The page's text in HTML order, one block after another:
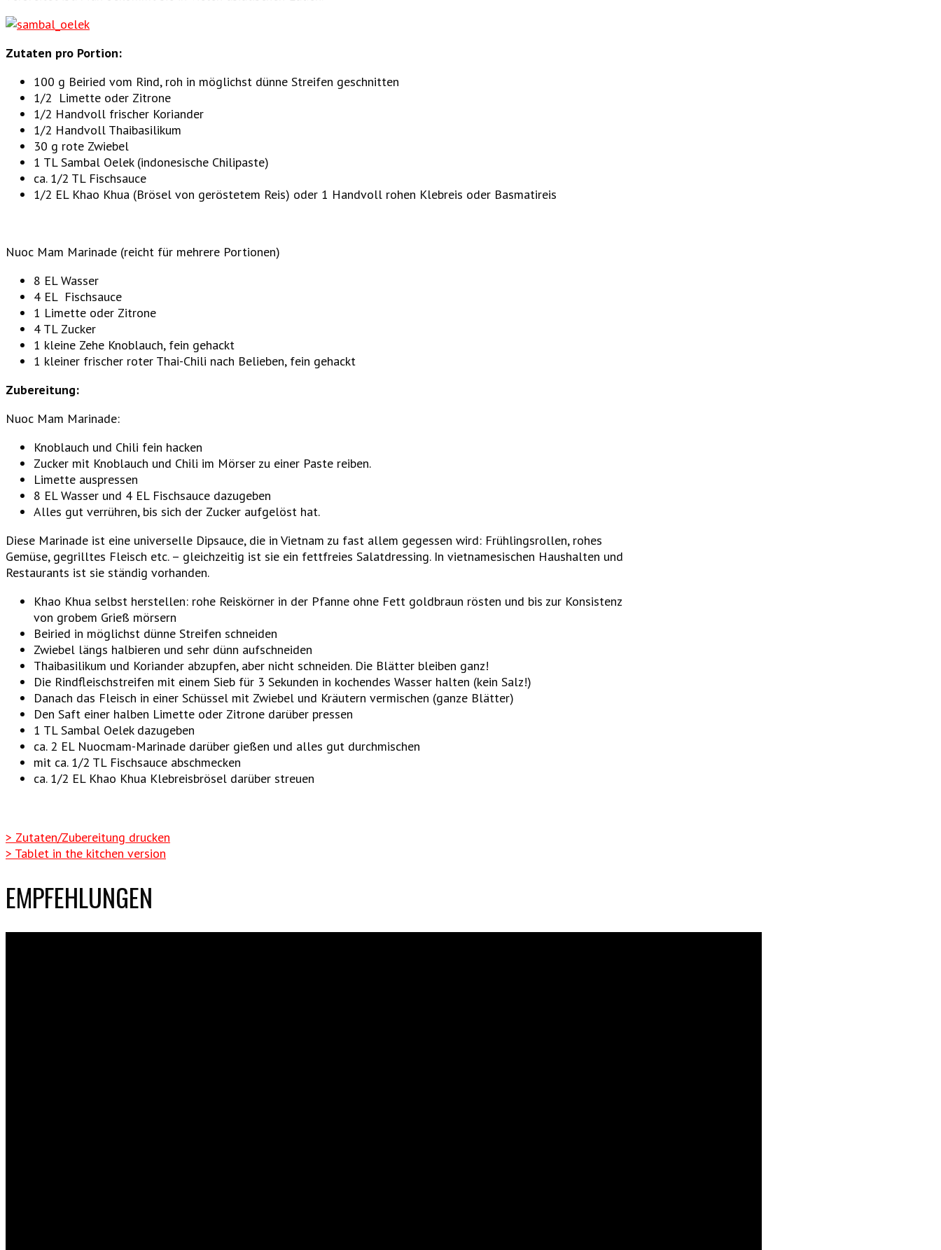
Zutaten pro Portion:
100 g Beiried vom Rind, roh in möglichst dünne Streifen geschnitten
1/2 Limette oder Zitrone
1/2 Handvoll frischer Koriander
1/2 Handvoll Thaibasilikum
30 g rote Zwiebel
1 TL Sambal Oelek (indonesische Chilipaste)
ca. 1/2 TL Fischsauce
1/2 EL Khao Khua (Brösel von geröstetem Reis) oder 1 Handvoll rohen Klebreis oder Basmatireis
Nuoc Mam Marinade (reicht für mehrere Portionen)
8 EL Wasser
4 EL Fischsauce
1 Limette oder Zitrone
4 TL Zucker
1 kleine Zehe Knoblauch, fein gehackt
1 kleiner frischer roter Thai-Chili nach Belieben, fein gehackt
Zubereitung:
Nuoc Mam Marinade:
Knoblauch und Chili fein hacken
Zucker mit Knoblauch und Chili im Mörser zu einer Paste reiben.
Limette auspressen
8 EL Wasser und 4 EL Fischsauce dazugeben
Alles gut verrühren, bis sich der Zucker aufgelöst hat.
Diese Marinade ist eine universelle Dipsauce, die in Vietnam zu fast allem gegessen wird: Frühlingsrollen, rohes
Gemüse, gegrilltes Fleisch etc. – gleichzeitig ist sie ein fettfreies Salatdressing. In vietnamesischen Haushalten und
Restaurants ist sie ständig vorhanden.
Khao Khua selbst herstellen: rohe Reiskörner in der Pfanne ohne Fett goldbraun rösten und bis zur Konsistenz
von grobem Grieß mörsern
Beiried in möglichst dünne Streifen schneiden
Zwiebel längs halbieren und sehr dünn aufschneiden
Thaibasilikum und Koriander abzupfen, aber nicht schneiden. Die Blätter bleiben ganz!
Die Rindfleischstreifen mit einem Sieb für 3 Sekunden in kochendes Wasser halten (kein Salz!)
Danach das Fleisch in einer Schüssel mit Zwiebel und Kräutern vermischen (ganze Blätter)
Den Saft einer halben Limette oder Zitrone darüber pressen
1 TL Sambal Oelek dazugeben
ca. 2 EL Nuocmam-Marinade darüber gießen und alles gut durchmischen
mit ca. 1/2 TL Fischsauce abschmecken
ca. 1/2 EL Khao Khua Klebreisbrösel darüber streuen
> Zutaten/Zubereitung drucken
> Tablet in the kitchen version
EMPFEHLUNGEN